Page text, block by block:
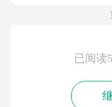
已阅读